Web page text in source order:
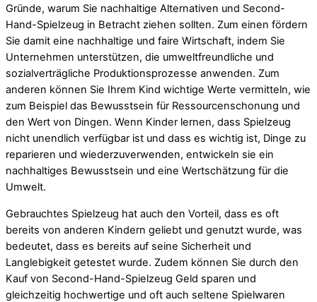
Gründe, warum Sie nachhaltige Alternativen und Second-
Hand-Spielzeug in Betracht ziehen sollten. Zum einen fördern
Sie damit eine nachhaltige und faire Wirtschaft, indem Sie
Unternehmen unterstützen, die umweltfreundliche und
sozialverträgliche Produktionsprozesse anwenden. Zum
anderen können Sie Ihrem Kind wichtige Werte vermitteln, wie
zum Beispiel das Bewusstsein für Ressourcenschonung und
den Wert von Dingen. Wenn Kinder lernen, dass Spielzeug
nicht unendlich verfügbar ist und dass es wichtig ist, Dinge zu
reparieren und wiederzuverwenden, entwickeln sie ein
nachhaltiges Bewusstsein und eine Wertschätzung für die
Umwelt.
Gebrauchtes Spielzeug hat auch den Vorteil, dass es oft
bereits von anderen Kindern geliebt und genutzt wurde, was
bedeutet, dass es bereits auf seine Sicherheit und
Langlebigkeit getestet wurde. Zudem können Sie durch den
Kauf von Second-Hand-Spielzeug Geld sparen und
gleichzeitig hochwertige und oft auch seltene Spielwaren